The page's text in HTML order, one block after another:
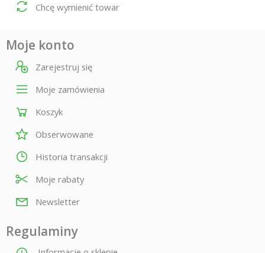
Chcę wymienić towar
Moje konto
Zarejestruj się
Moje zamówienia
Koszyk
Obserwowane
Historia transakcji
Moje rabaty
Newsletter
Regulaminy